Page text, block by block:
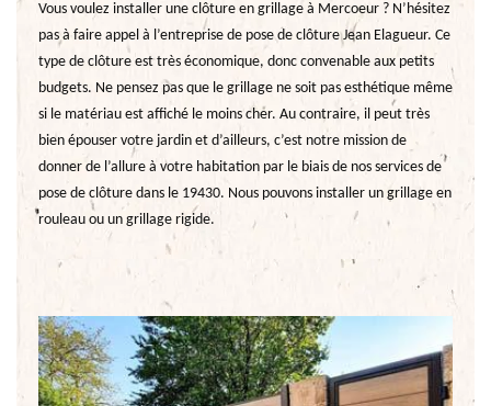
Vous voulez installer une clôture en grillage à Mercoeur ? N’hésitez
pas à faire appel à l’entreprise de pose de clôture Jean Elagueur. Ce
type de clôture est très économique, donc convenable aux petits
budgets. Ne pensez pas que le grillage ne soit pas esthétique même
si le matériau est affiché le moins cher. Au contraire, il peut très
bien épouser votre jardin et d’ailleurs, c’est notre mission de
donner de l’allure à votre habitation par le biais de nos services de
pose de clôture dans le 19430. Nous pouvons installer un grillage en
rouleau ou un grillage rigide.